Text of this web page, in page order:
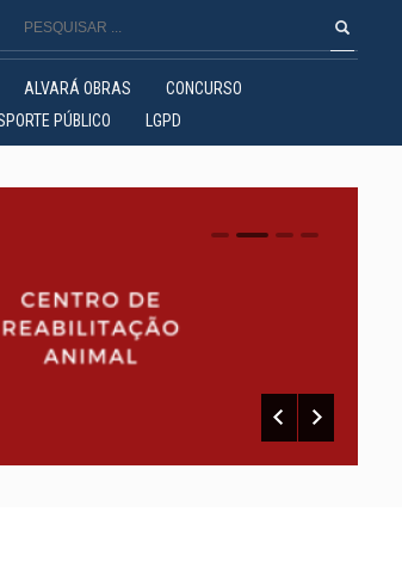
ALVARÁ OBRAS
CONCURSO
PÚBLICO LGPD
0 1 2